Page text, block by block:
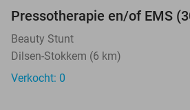
TODAY
Pressotherapie en/of EMS
Beauty Stunt
Dilsen-Stokkem (6 km)
Verkocht: 0